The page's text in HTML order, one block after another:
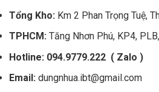
Tổng Kho: Km 2 Phan Trọng Tuệ,
TPHCM: Tăng Nhơn Phú, KP4,
Hotline: 094.9779.222 ( Zalo )
Email: dungnhua.ibt@gmail.com